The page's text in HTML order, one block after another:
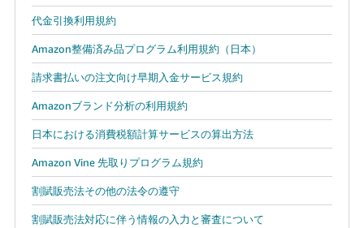
代金引換利用規約
Amazon整備済み品プログラム利用規約（日本）
請求書払いの注文向け早期入金サービス規約
Amazonブランド分析の利用規約
日本における消費税額計算サービスの算出方法
Amazon Vine 先取りプログラム規約
割賦販売法その他の法令の遵守
割賦販売法対応に伴う情報の入力と審査について